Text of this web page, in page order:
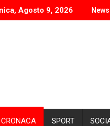
Agosto 9, 2026 News
CRONACA SPORT